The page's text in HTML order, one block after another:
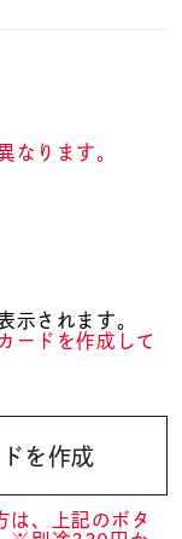
なります。
示されます。
ードを作成して
を作成
は、上記のボタ